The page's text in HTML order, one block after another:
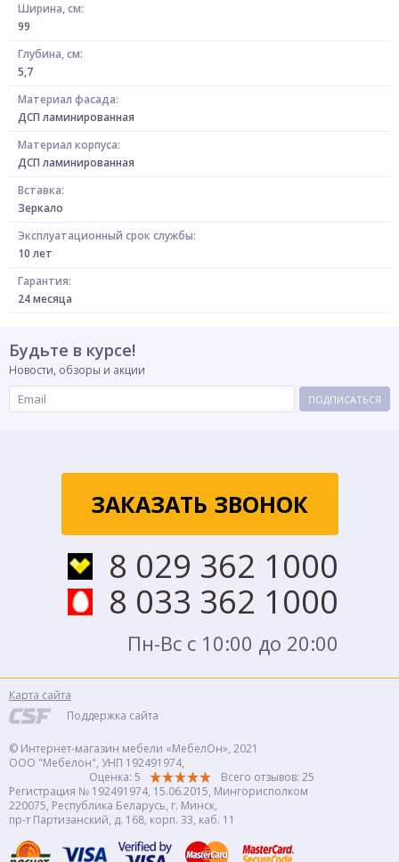
Ширина, см:
99
Глубина, см:
5,7
Материал фасада:
ДСП ламинированная
Материал корпуса:
ДСП ламинированная
Вставка:
Зеркало
Эксплуатационный срок службы:
10 лет
Гарантия:
24 месяца
Будьте в курсе!
Новости, обзоры и акции
ПОДПИСАТЬСЯ
ЗАКАЗАТЬ ЗВОНОК
8 029 362 1000
8 033 362 1000
Пн-Вс с 10:00 до 20:00
Карта сайта
Поддержка сайта
© Интернет-магазин мебели «МебелОн», 2021
ООО "Мебелон", УНП 192491974,
Оценка: 5
Всего отзывов: 25
Регистрация № 192491974, 15.06.2015, Мингорисполком
220075, Республика Беларусь, г. Минск,
пр-т Партизанский, д. 168, корп. 33, каб. 11